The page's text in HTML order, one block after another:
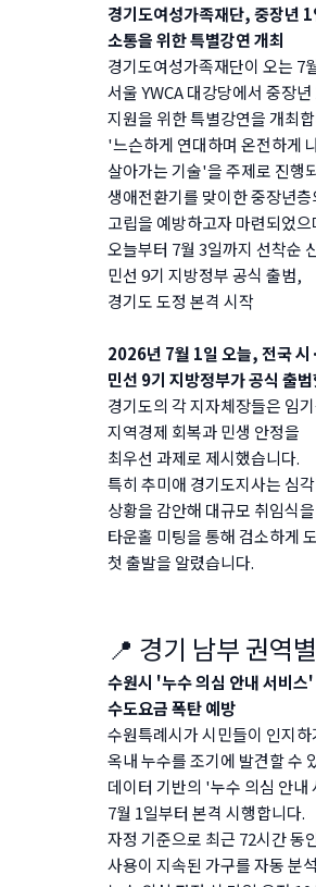
경기도여성가족재단, 중장년
소통을 위한 특별강연 개최
경기도여성가족재단이 오는 7
서울 YWCA 대강당에서 중장년
지원을 위한 특별강연을 개최
'느슨하게 연대하며 온전하게
살아가는 기술'을 주제로 진행
생애전환기를 맞이한 중장년층
고립을 예방하고자 마련되었으
오늘부터 7월 3일까지 선착순
민선 9기 지방정부 공식 출범,
경기도 도정 본격 시작
2026년 7월 1일 오늘, 전국 시
민선 9기 지방정부가 공식 출
경기도의 각 지자체장들은 임
지역경제 회복과 민생 안정을
최우선 과제로 제시했습니다.
특히 추미애 경기도지사는 심
상황을 감안해 대규모 취임식
타운홀 미팅을 통해 검소하게
첫 출발을 알렸습니다.
📍 경기 남부 권역
수원시 '누수 의심 안내 서비스
수도요금 폭탄 예방
수원특례시가 시민들이 인지하
옥내 누수를 조기에 발견할 수
데이터 기반의 '누수 의심 안내
7월 1일부터 본격 시행합니다.
자정 기준으로 최근 72시간 동
사용이 지속된 가구를 자동 분